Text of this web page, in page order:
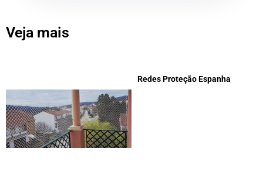
Veja mais
Redes Proteção Espanha